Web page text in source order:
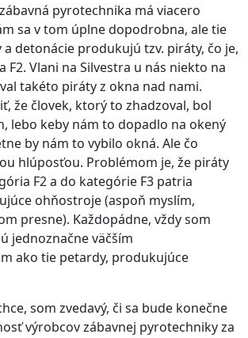
pyrotechnika má viacero
sa v tom úplne dopodrobna, ale tie
detonácie produkujú tzv. piráty, čo je,
F2. Vlani na Silvestra u nás niekto na
takéto piráty z okna nad nami.
že človek, ktorý to zhadzoval, bol
lebo keby nám to dopadlo na okený
by nám to vybilo okná. Ale čo
hlúposťou. Problémom je, že piráty
F2 a do kategórie F3 patria
ohňostroje (aspoň myslím,
presne). Každopádne, vždy som
jednoznačne väčším
ako tie petardy, produkujúce
som zvedavý, či sa bude konečne
výrobcov zábavnej pyrotechniky za